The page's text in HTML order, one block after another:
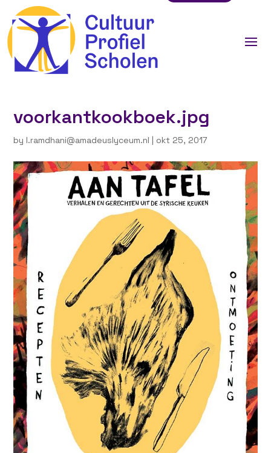
voorkantkookboek.jpg
by l.ramdhani@amadeuslyceum.nl | okt 25, 2017